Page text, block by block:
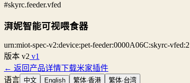
#skyrc.feeder.vfed
湃妮智能可视喂食器
urn:miot-spec-v2:device:pet-feeder:0000A06C:skyrc-vfed:2
版本 v2 v1
← 返回产品详情下载米家插件
语言 中文 English 繁体·香港 繁体·台湾